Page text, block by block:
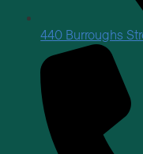
440 Burroughs